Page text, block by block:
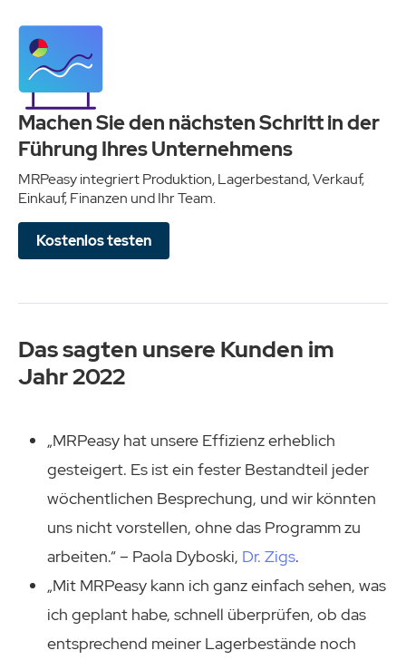
Machen Sie den nächsten Schritt in der
Führung Ihres Unternehmens
MRPeasy integriert Produktion, Lagerbestand, Verkauf,
Einkauf, Finanzen und Ihr Team.
Kostenlos testen
Das sagten unsere Kunden im
Jahr 2022
„MRPeasy hat unsere Effizienz erheblich
gesteigert. Es ist ein fester Bestandteil jeder
wöchentlichen Besprechung, und wir könnten
uns nicht vorstellen, ohne das Programm zu
arbeiten.“ – Paola Dyboski, Dr. Zigs.
„Mit MRPeasy kann ich ganz einfach sehen, was
ich geplant habe, schnell überprüfen, ob das
entsprechend meiner Lagerbestände noch